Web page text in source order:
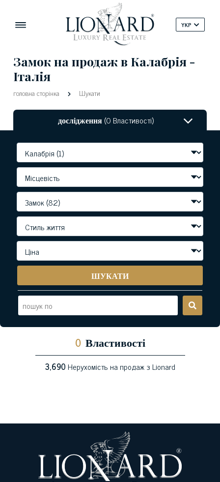
YKP
Замок на продаж в Калабрія -
Італія
головна сторінка Шукати
дослідження(0 Властивості)
ШУКАТИ
0 Властивості
3,690Нерухомість на продаж з Lionard